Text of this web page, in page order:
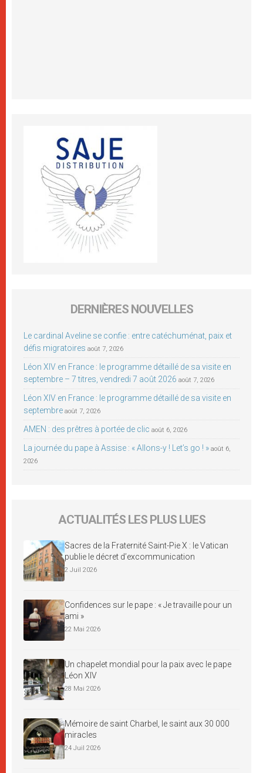
DERNIÈRES NOUVELLES
Le cardinal Aveline se confie : entre catéchuménat, paix et
défis migratoires août 7, 2026
Léon XIV en France : le programme détaillé de sa visite en
septembre – 7 titres, vendredi 7 août 2026 août 7, 2026
Léon XIV en France : le programme détaillé de sa visite en
septembre août 7, 2026
AMEN : des prêtres à portée de clic août 6, 2026
La journée du pape à Assise : « Allons-y ! Let’s go ! » août 6,
2026
ACTUALITÉS LES PLUS LUES
Sacres de la Fraternité Saint-Pie X : le Vatican
publie le décret d’excommunication
2 Juil 2026
Confidences sur le pape : « Je travaille pour un
ami »
22 Mai 2026
Un chapelet mondial pour la paix avec le pape
Léon XIV
28 Mai 2026
Mémoire de saint Charbel, le saint aux 30 000
miracles
24 Juil 2026